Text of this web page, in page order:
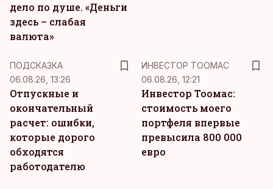
дело по душе. «Деньги
здесь – слабая
валюта»
ПОДСКАЗКА
06.08.26, 13:26
Отпускные и
окончательный
расчет: ошибки,
которые дорого
обходятся
работодателю
ИНВЕСТОР ТООМАС
06.08.26, 12:21
Инвестор Тоомас:
стоимость моего
портфеля впервые
превысила 800 000
евро